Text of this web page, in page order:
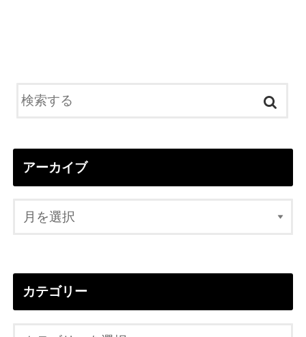
アーカイブ
カテゴリー